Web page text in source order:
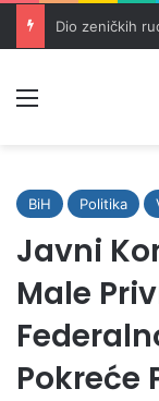
BiH Politika
Javni
Male
Pokreće